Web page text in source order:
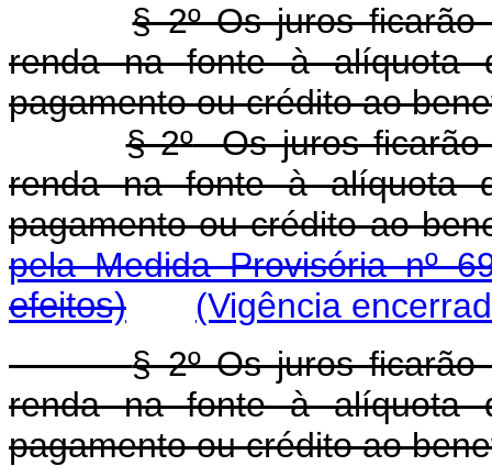
§ 2º Os juros
renda na fonte à alíquota
pagamento ou crédito ao
§ 2ºOs juros ficarão
renda na fonte à alíquota
pagamento ou crédito ao
pela Medida Provisória nº
efeitos)
(Vigência
§ 2º Os juros
renda na fonte à alíquota
pagamento ou crédito ao